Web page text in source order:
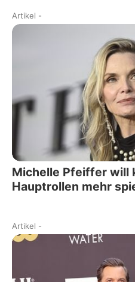
Artikel -
Michelle Pfeiffer will
Hauptrollen mehr
Artikel -